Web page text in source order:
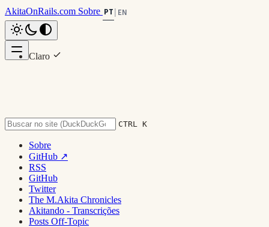
AkitaOnRails.com Sobre PT EN
Claro
CTRL K
Sobre
GitHub ↗
RSS
GitHub
Twitter
The M.Akita Chronicles
Akitando - Transcrições
Posts Off-Topic
Conversando com Blaine Cook
(Twitter)